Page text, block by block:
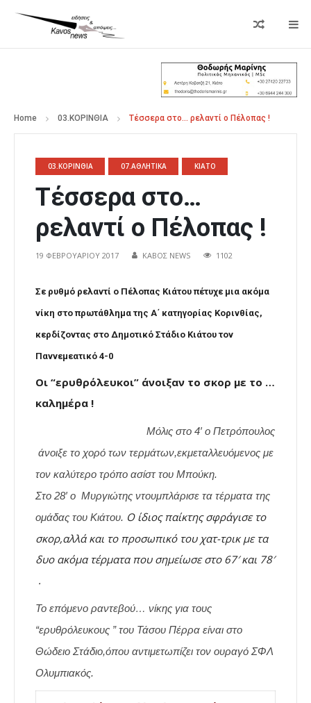
Home 03.ΚΟΡΙΝΘΙΑ Τέσσερα στο… ρελαντί ο Πέλοπας !
03.ΚΟΡΙΝΘΙΑ 07.ΑΘΛΗΤΙΚΑ ΚΙΑΤΟ
Τέσσερα στο…
ρελαντί ο Πέλοπας !
19 ΦΕΒΡΟΥΑΡΊΟΥ 2017 ΚΑΒΟΣ NEWS 1102
Σε ρυθμό ρελαντί ο Πέλοπας Κιάτου πέτυχε μια ακόμα
νίκη στο πρωτάθλημα της Α΄ κατηγορίας Κορινθίας,
κερδίζοντας στο Δημοτικό Στάδιο Κιάτου τον
Παννεμεατικό 4-0
Οι “ερυθρόλευκοι” άνοιξαν το σκορ με το …
καλημέρα !
Μόλις στο 4′ ο Πετρόπουλος
άνοιξε το χορό των τερμάτων,εκμεταλλευόμενος με
τον καλύτερο τρόπο ασίστ του Μπούκη.
Στο 28′ ο Μυργιώτης ντουμπλάρισε τα τέρματα της
ομάδας του Κιάτου. Ο ίδιος παίκτης σφράγισε το
σκορ,αλλά και το προσωπικό του χατ-τρικ με τα
δυο ακόμα τέρματα που σημείωσε στο 67′ και 78′
.
Το επόμενο ραντεβού… νίκης για τους
“ερυθρόλευκους ” του Τάσου Πέρρα είναι στο
Θώδειο Στάδιο,όπου αντιμετωπίζει τον ουραγό ΣΦΛ
Ολυμπιακός.